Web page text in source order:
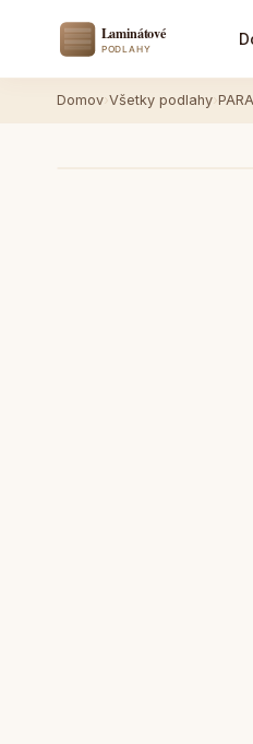
Domov Všetky podlahy